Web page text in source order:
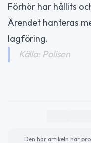
Förhör har hållits
Ärendet hanteras
lagföring.
Källa: Polisen
Den här artikeln har